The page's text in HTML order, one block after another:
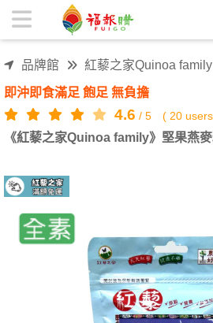
《紅藜之家Quinoa family》堅果燕麥
品牌館 紅藜之家Quinoa family
即沖即食滿足 飽足 無負擔
4.6 / 5 ( 20
《紅藜之家Quinoa family》堅果燕